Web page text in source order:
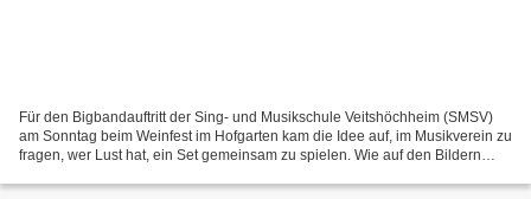
Für den Bigbandauftritt der Sing- und Musikschule Veitshöchheim (SMSV)
am Sonntag beim Weinfest im Hofgarten kam die Idee auf, im Musikverein zu
fragen, wer Lust hat, ein Set gemeinsam zu spielen. Wie auf den Bildern